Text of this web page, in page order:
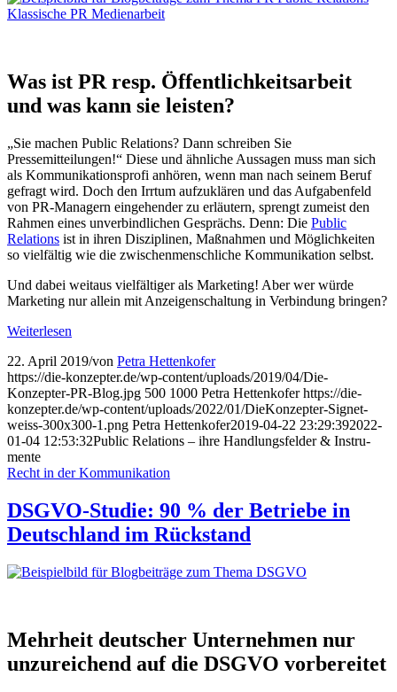
Was ist PR resp. Öffentlichkeitsarbeit
und was kann sie leisten?
„Sie machen Public Relations? Dann schreiben Sie
Pressemitteilungen!“ Diese und ähnliche Aussagen muss man sich
als Kommunikationsprofi anhören, wenn man nach seinem Beruf
gefragt wird. Doch den Irrtum aufzuklären und das Aufgabenfeld
von PR-Managern eingehender zu erläutern, sprengt zumeist den
Rahmen eines unverbindlichen Gesprächs. Denn: Die Public
Relations ist in ihren Disziplinen, Maßnahmen und Möglichkeiten
so vielfältig wie die zwischenmenschliche Kommunikation selbst.
Und dabei weitaus vielfältiger als Marketing! Aber wer würde
Marketing nur allein mit Anzeigenschaltung in Verbindung bringen?
Weiterlesen
22. April 2019/von Petra Hettenkofer
https://die-konzepter.de/wp-content/uploads/2019/04/Die-
Konzepter-PR-Blog.jpg 500 1000 Petra Hettenkofer https://die-
konzepter.de/wp-content/uploads/2022/01/DieKonzepter-Signet-
weiss-300x300-1.png Petra Hettenkofer2019-04-22 23:29:392022-
01-04 12:53:32Public Relations – ihre Handlungs­felder & Instru­
mente
Recht in der Kommunikation
DSGVO-Studie: 90 % der Betriebe in
Deutschland im Rückstand
Mehrheit deutscher Unternehmen nur
unzureichend auf die DSGVO vorbereitet